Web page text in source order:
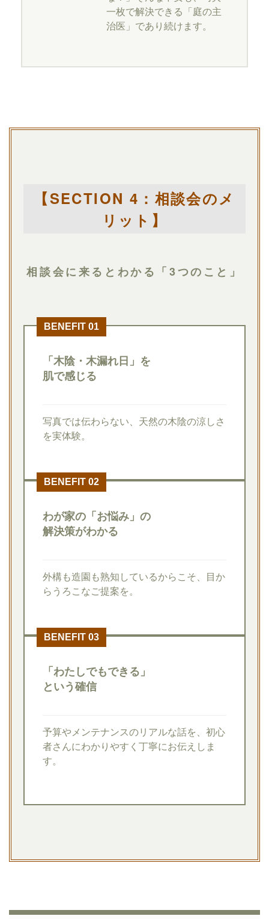
一枚で解決できる「庭の主
治医」であり続けます。
【SECTION 4：相談会のメ
リット】
相談会に来るとわかる「3つのこと」
BENEFIT 01
「木陰・木漏れ日」を
肌で感じる
写真では伝わらない、天然の木陰の涼しさ
を実体験。
BENEFIT 02
わが家の「お悩み」の
解決策がわかる
外構も造園も熟知しているからこそ、目か
らうろこなご提案を。
BENEFIT 03
「わたしでもできる」
という確信
予算やメンテナンスのリアルな話を、初心
者さんにわかりやすく丁寧にお伝えしま
す。